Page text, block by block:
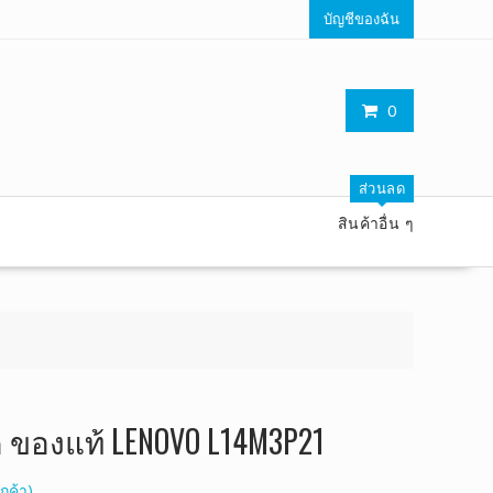
บัญชีของฉัน
0
ส่วนลด
สินค้าอื่น ๆ
แท้ LENOVO L14M3P21